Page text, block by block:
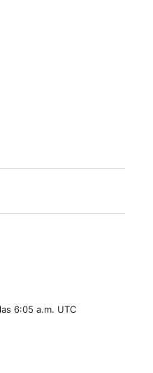
6:05 a.m. UTC